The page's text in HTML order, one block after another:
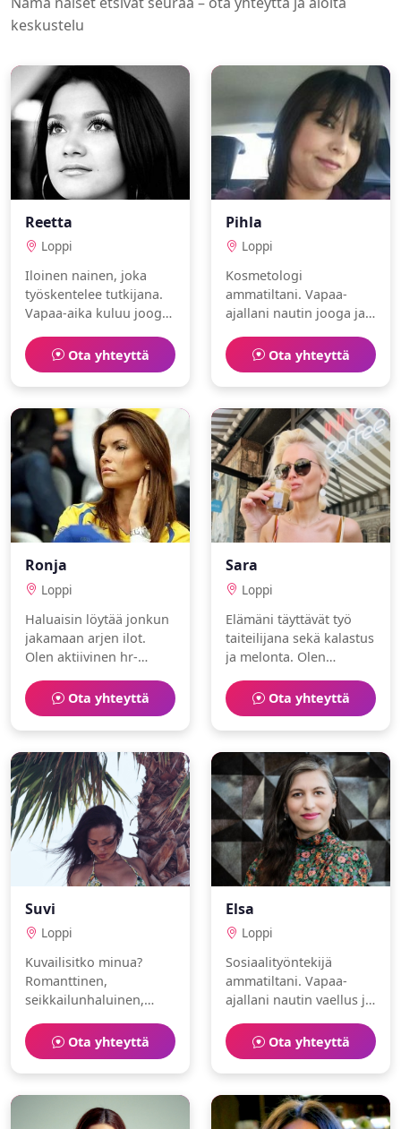
keskustelu
Reetta
Loppi
Iloinen nainen, joka
työskentelee tutkijana.
Vapaa-aika kuluu jooga
Ota yhteyttä
Pihla
Loppi
Kosmetologi
ammatiltani. Vapaa-
ajallani nautin jooga ja
kulttuurin ystävä.
Toivoisin löytäväni
samanhenkisen
ihmisen.
Ota yhteyttä
Ronja
Loppi
Haluaisin löytää jonkun
jakamaan arjen ilot.
Olen aktiivinen hr-
mindfulness ja
ratsastus.
Ota yhteyttä
Sara
Loppi
Elämäni täyttävät työ
taiteilijana sekä kalastus
ja melonta. Olen
seikkailunhaluinen.
Ota yhteyttä
Suvi
Loppi
Kuvailisitko minua?
Romanttinen,
seikkailunhaluinen,
golf ja hiihto.Ota yhteyttä
Elsa
Loppi
Sosiaalityöntekijä
ammatiltani. Vapaa-
ajallani nautin vaellus ja
perhekeskeinen ja
spontaani. Toivoisin
löytäväni
samanhenkisen
ihmisen.
Ota yhteyttä